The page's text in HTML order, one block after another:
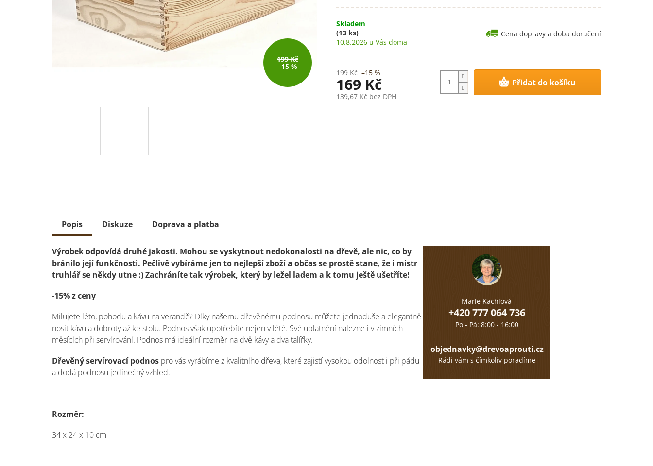
199 Kč
–15 %
Skladem
(13 ks)
10.8.2026
Cena dopravy a doba doručení
199 Kč –15 %
169 Kč
139,67 Kč bez DPH
Přidat do košíku
Popis Diskuze Doprava a platba
Výrobek odpovídá druhé jakosti. Mohou se vyskytnout nedokonalosti na dřevě, ale nic, co by
bránilo její funkčnosti. Pečlivě vybíráme jen to nejlepší zboží a občas se prostě stane, že i mistr
truhlář se někdy utne :) Zachráníte tak výrobek, který by ležel ladem a k tomu ještě ušetříte!
-15% z ceny
Milujete léto, pohodu a kávu na verandě? Díky našemu dřevěnému podnosu můžete jednoduše a elegantně
nosit kávu a dobroty až ke stolu. Podnos však upotřebíte nejen v létě. Své uplatnění nalezne i v zimních
měsících při servírování. Podnos má ideální rozměr na dvě kávy a dva talířky.
Dřevěný servírovací podnos pro vás vyrábíme z kvalitního dřeva, které zajistí vysokou odolnost i při pádu
a dodá podnosu jedinečný vzhled.
Rozměr:
34 x 24 x 10 cm
Marie Kachlová
+420 777 064 736
Po - Pá: 8:00 - 16:00
objednavky@drevoaprouti.cz
Rádi vám s čímkoliv poradíme